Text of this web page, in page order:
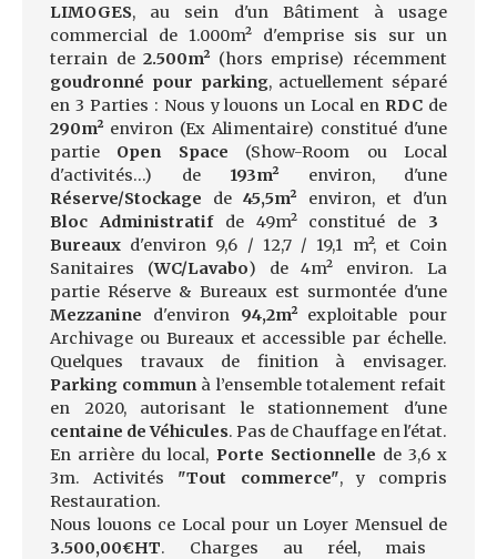
LIMOGES, au sein d'un Bâtiment à usage
commercial de 1.000m² d'emprise sis sur un
terrain de2.500m² (hors emprise) récemment
goudronné pour parking, actuellement séparé
en 3 Parties : Nous y louons un Local en RDC de
290m² environ (Ex Alimentaire) constitué d'une
partie Open Space (Show-Room ou Local
d'activités…) de 193m² environ, d'une
Réserve/Stockage de45,5m² environ, et d'un
Bloc Administratifde 49m² constitué de 3
Bureaux d'environ 9,6 / 12,7 / 19,1 m², et Coin
Sanitaires (WC/Lavabo) de 4m² environ. La
partie Réserve & Bureaux est surmontée d'une
Mezzanine d'environ 94,2m²exploitable pour
Archivage ou Bureaux et accessible par échelle.
Quelques travaux de finition à envisager.
Parking commun à l’ensemble totalement refait
en 2020, autorisant le stationnement d'une
centaine de Véhicules. Pas de Chauffage en l'état.
En arrière du local, Porte Sectionnelle de 3,6 x
3m. Activités "Tout commerce", y compris
Restauration.
Nous louons ce Local pour un Loyer Mensuel de
3.500,00€HT. Charges au réel, mais